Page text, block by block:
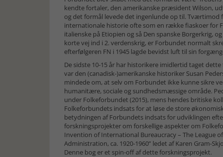
kendte fortaler, den amerikanske præsident Wilson,
og det formål levede det ingenlunde op til. Tværtimod
internationale historie ofte som en række fiaskoer for
italienske på Etiopien og så Den spanske Borgerkrig,
korte vej ind i 2. verdenskrig, er Forbundet normalt
efterfølgeren FN i 1945 lagde bevidst luft til sin
De sidste 10-15 år har historikere imidlertid taget
var den (canadisk-)amerikanske historiker Susan
mindede om, at selv om Forbundet ikke kunne sikre
humanitære, sociale og sundhedsmæssige område.
under Folkeforbundet (2015), mens hendes britiske
Folkeforbundets indsats for at løse de store
betydningen af Forbundets indsats for udviklingen
forskningsprojekter om forskellige aspekter om
Invention of International Bureaucracy – The League
Administration, ca. 1920-1960” ledet af Karen Gram-
Denne bog er et spin-off af dette forskningsprojekt.